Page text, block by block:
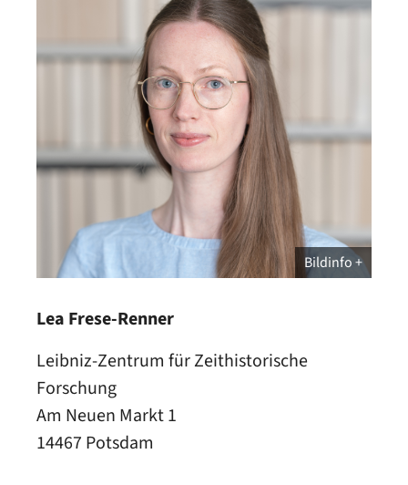
Bildinfo
Lea Frese-Renner
Leibniz-Zentrum für Zeithistorische
Forschung
Am Neuen Markt 1
14467 Potsdam